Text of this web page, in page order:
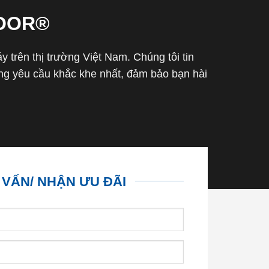
trên thị trường Việt Nam. Chúng tôi tin
yêu cầu khắc khe nhất, đảm bảo bạn hài
NHẬN ƯU ĐÃI